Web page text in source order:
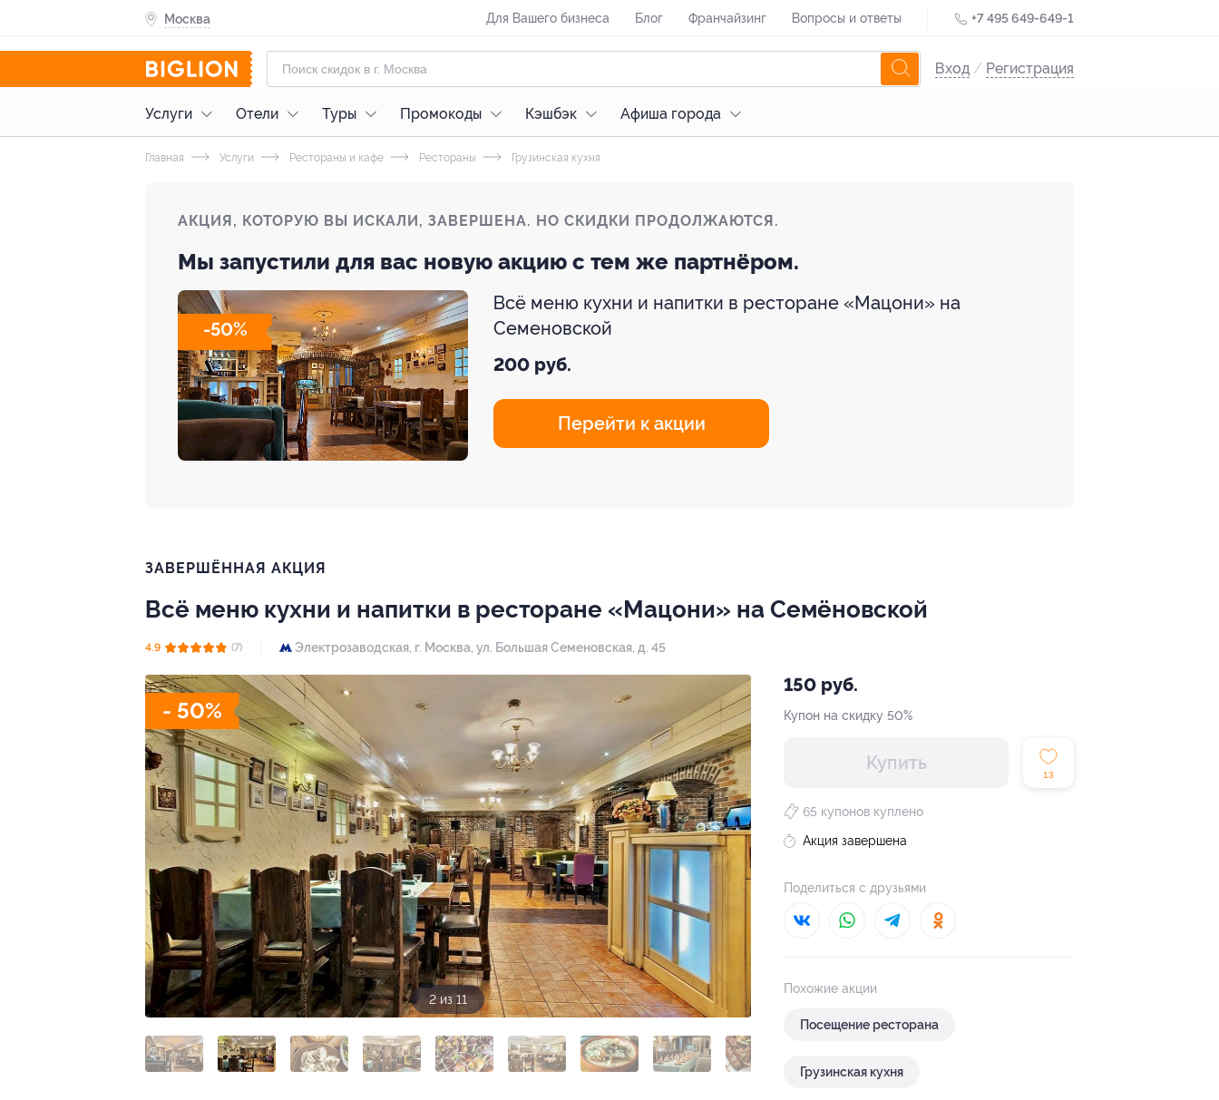
Москва Для Вашего бизнеса Блог Франчайзинг Вопросы и ответы +7 495 649-649-1
Вход / Регистрация
Услуги Отели Туры Промокоды Кэшбэк Афиша города
Главная Услуги Рестораны и кафе Рестораны Грузинская кухня
АКЦИЯ, КОТОРУЮ ВЫ ИСКАЛИ, ЗАВЕРШЕНА. НО СКИДКИ ПРОДОЛЖАЮТСЯ.
Мы запустили для вас новую акцию с тем же партнёром.
-50%
Всё меню кухни и напитки в ресторане «Мацони» на
Семеновской
200 руб.
Перейти к акции
ЗАВЕРШЁННАЯ АКЦИЯ
Всё меню кухни и напитки в ресторане «Мацони» на Семёновской
4.9 (7) Электрозаводская, г. Москва, ул. Большая Семеновская, д. 45
- 50%
3 из 11
150 руб.
Купон на скидку 50%
Купить
13
65 купонов куплено
Акция завершена
Поделиться с друзьями
Похожие акции
Посещение ресторана
Грузинская кухня